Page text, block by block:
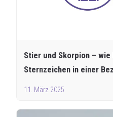
Stier und Skorpion –
Sternzeichen in einer
11. März 2025